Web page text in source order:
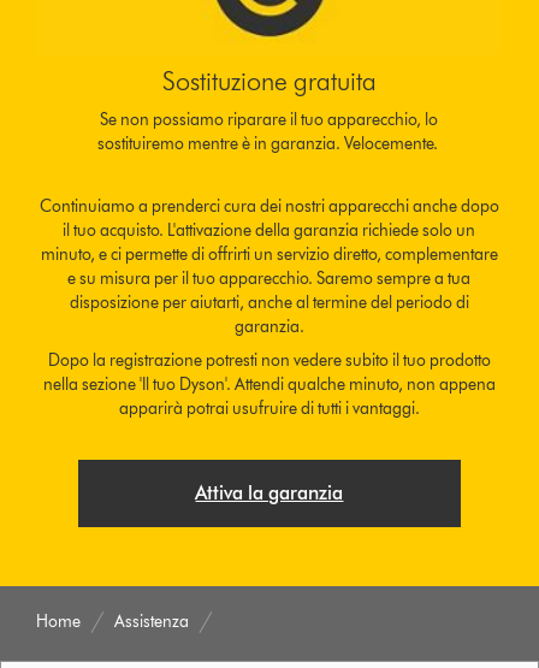
Sostituzione gratuita
Se non possiamo riparare il tuo apparecchio, lo
sostituiremo mentre è in garanzia. Velocemente.
Continuiamo a prenderci cura dei nostri apparecchi anche dopo
il tuo acquisto. L'attivazione della garanzia richiede solo un
minuto, e ci permette di offrirti un servizio diretto, complementare
e su misura per il tuo apparecchio. Saremo sempre a tua
disposizione per aiutarti, anche al termine del periodo di
garanzia.
Dopo la registrazione potresti non vedere subito il tuo prodotto
nella sezione 'Il tuo Dyson'. Attendi qualche minuto, non appena
apparirà potrai usufruire di tutti i vantaggi.
Attiva la garanzia
Home Assistenza